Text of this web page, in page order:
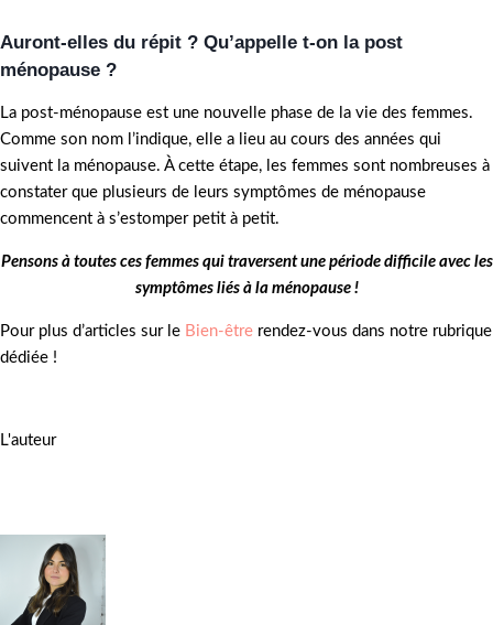
Auront-elles du répit ? Qu’appelle t-on la post
ménopause ?
La post-ménopause est une nouvelle phase de la vie des femmes.
Comme son nom l’indique, elle a lieu au cours des années qui
suivent la ménopause. À cette étape, les femmes sont nombreuses à
constater que plusieurs de leurs symptômes de ménopause
commencent à s’estomper petit à petit.
Pensons à toutes ces femmes qui traversent une période difficile avec les
symptômes liés à la ménopause !
Pour plus d’articles sur le Bien-être rendez-vous dans notre rubrique
dédiée !
L'auteur